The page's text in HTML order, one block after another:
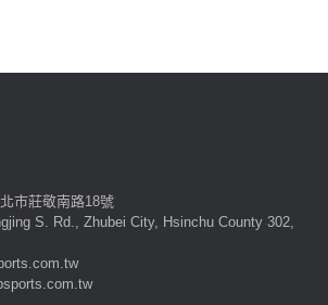
市莊敬南路18號
S. Rd., Zhubei City, Hsinchu County 302,